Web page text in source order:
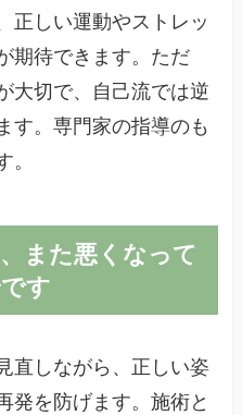
正しい運動やストレッ
期待できます。ただ
大切で、自己流では逆
す。専門家の指導のも
。
また悪くなって
す
直しながら、正しい姿
発を防げます。施術と